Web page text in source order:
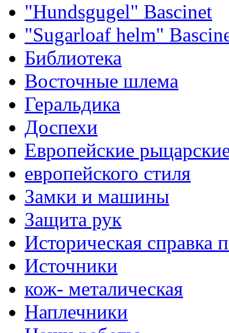
"Hundsgugel" Bascinet
"Sugarloaf helm"
Библиотека
Восточные шлема
Геральдика
Доспехи
Европейские
европейского стиля
Замки и машины
Защита рук
Историческая справка
Источники
кож- металическая
Наплечники